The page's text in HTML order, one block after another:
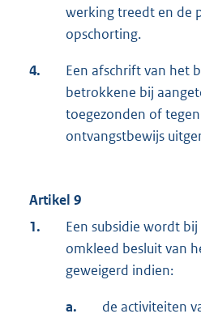
werking treedt en de
opschorting.
4.
Een afschrift van het
betrokkene bij
toegezonden of
ontvangstbewijs
Artikel 9
1.
Een subsidie wordt
omkleed besluit van
geweigerd indien:
a.
de activiteiten